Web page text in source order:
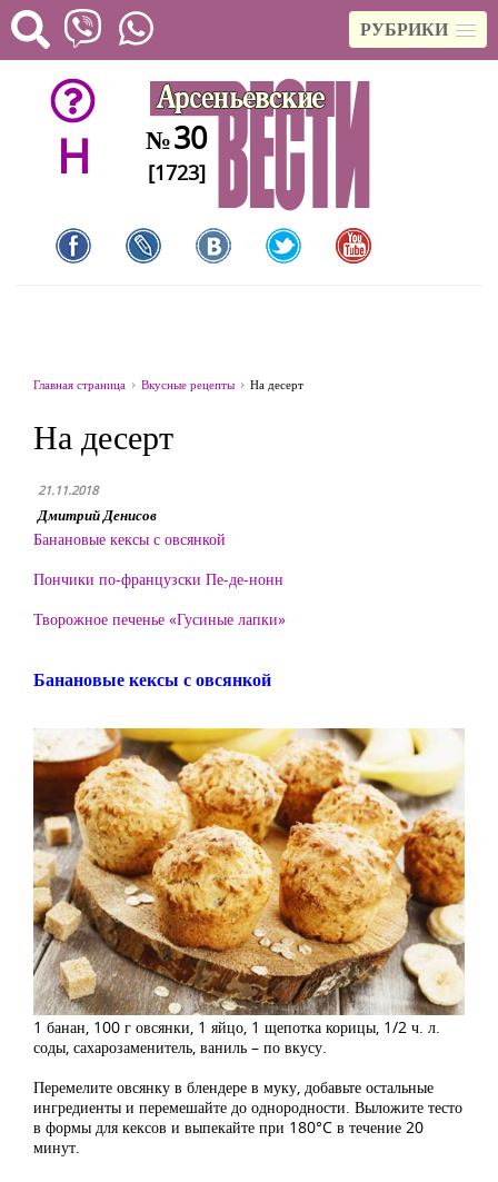
РУБРИКИ
H №30
[1723]
Главная страница Вкусные рецепты На десерт
На десерт
21.11.2018
Дмитрий Денисов
Банановые кексы с овсянкой
Пончики по-французски Пе-де-нонн
Творожное печенье «Гусиные лапки»
Банановые кексы с овсянкой
1 банан, 100 г овсянки, 1 яйцо, 1 щепотка корицы, 1/2 ч. л.
соды, сахарозаменитель, ваниль – по вкусу.
Перемелите овсянку в блендере в муку, добавьте остальные
ингредиенты и перемешайте до однородности. Выложите тесто
в формы для кексов и выпекайте при 180°C в течение 20
минут.